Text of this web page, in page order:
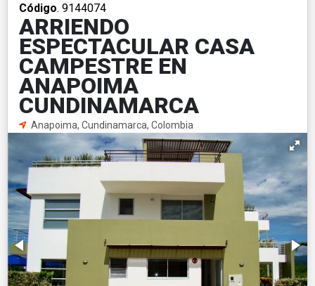
Código. 9144074
ARRIENDO
ESPECTACULAR CASA
CAMPESTRE EN
ANAPOIMA
CUNDINAMARCA
Anapoima, Cundinamarca, Colombia